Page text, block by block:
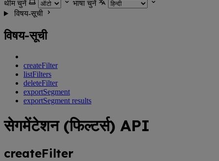
थीम चुनें
भाषा चुनें
विषय-सूची
विषय-सूची
createFilter
listFilters
deleteFilter
exportSegment
exportSegment results
सेगमेंटेशन (फिल्टर्स) API
createFilter